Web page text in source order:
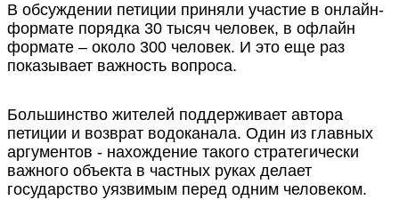
В обсуждении петиции приняли участие в онлайн-
формате порядка 30 тысяч человек, в офлайн
формате – около 300 человек. И это еще раз
показывает важность вопроса.
Большинство жителей поддерживает автора
петиции и возврат водоканала. Один из главных
аргументов - нахождение такого стратегически
важного объекта в частных руках делает
государство уязвимым перед одним человеком.